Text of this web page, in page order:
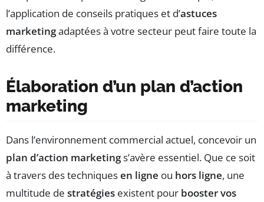
l’application de conseils pratiques et d’astuces
marketingadaptées à votre secteur peut faire toute la
différence.
Élaboration d’un plan d’action
marketing
Dans l’environnement commercial actuel, concevoir un
plan d’action marketings’avère essentiel. Que ce soit
à travers des techniquesen ligne ou hors ligne, une
multitude de stratégies existent pour booster vos